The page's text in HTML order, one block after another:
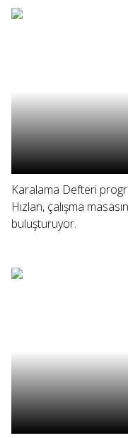
Karalama Defteri
Hızlan, çalışma
buluşturuyor.